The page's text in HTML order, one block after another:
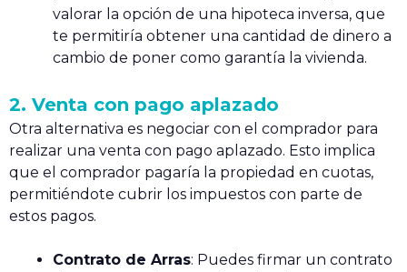
valorar la opción de una hipoteca inversa, que
te permitiría obtener una cantidad de dinero a
cambio de poner como garantía la vivienda.
2. Venta con pago aplazado
Otra alternativa es negociar con el comprador para
realizar una venta con pago aplazado. Esto implica
que el comprador pagaría la propiedad en cuotas,
permitiéndote cubrir los impuestos con parte de
estos pagos.
Contrato de Arras: Puedes firmar un contrato